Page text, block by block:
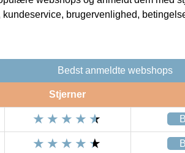
brugervenlighed,
Bedst anmeldte webshops
Stjerner